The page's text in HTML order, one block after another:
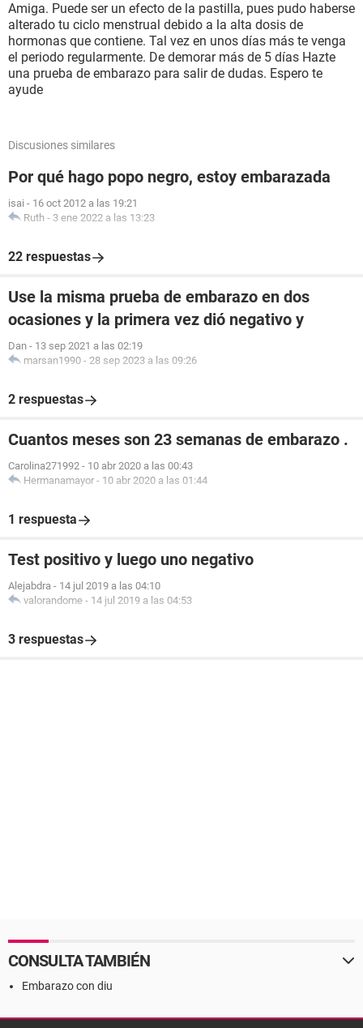
Amiga. Puede ser un efecto de la pastilla, pues pudo haberse
alterado tu ciclo menstrual debido a la alta dosis de
hormonas que contiene. Tal vez en unos días más te venga
el periodo regularmente. De demorar más de 5 días Hazte
una prueba de embarazo para salir de dudas. Espero te
ayude
Discusiones similares
Por qué hago popo negro, estoy embarazada
isai - 16 oct 2012 a las 19:21
Ruth - 3 ene 2022 a las 13:23
22 respuestas
Use la misma prueba de embarazo en dos
ocasiones y la primera vez dió negativo y
Dan - 13 sep 2021 a las 02:19
marsan1990 - 28 sep 2023 a las 09:26
2 respuestas
Cuantos meses son 23 semanas de embarazo .
Carolina271992 - 10 abr 2020 a las 00:43
Hermanamayor - 10 abr 2020 a las 01:44
1 respuesta
Test positivo y luego uno negativo
Alejabdra - 14 jul 2019 a las 04:10
valorandome - 14 jul 2019 a las 04:53
3 respuestas
CONSULTA TAMBIÉN
Embarazo con diu